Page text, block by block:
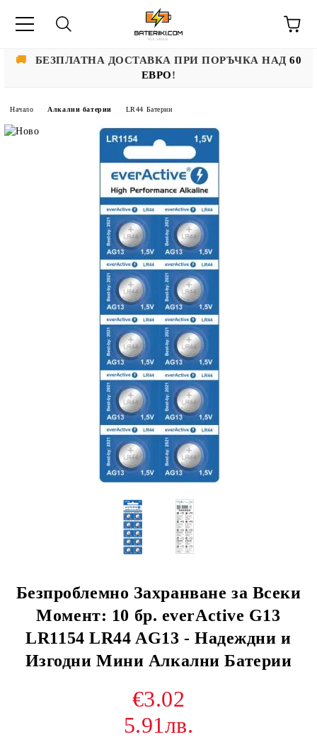
🚚 БЕЗПЛАТНА ДОСТАВКА ПРИ ПОРЪЧКА НАД60
ЕВРО!
Начало Алкални батерии LR44 Батерии
Безпроблемно Захранване за Всеки
Момент: 10 бр. everActive G13
LR1154 LR44 AG13 - Надеждни и
Изгодни Мини Алкални Батерии
€3.02
5.91лв.